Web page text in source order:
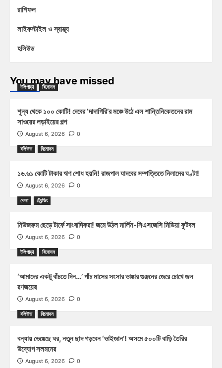
রাশিফল
লাইফস্টাইল ও স্বাস্থ্য
হলিউড
You may have missed
টলিপাড়া বিনোদন
শূন্য থেকে ১০০ কোটি! দেবের ‘দাদাগিরি’র মঞ্চে উঠে এল শান্তিনিকেতনের রাম
সাওয়ের লড়াইয়ের গল্প
August 6, 2026 0
বলিউড বিনোদন
১৬.৬১ কোটি টাকার ঋণ শোধ হয়নি! রাজপাল যাদবের সম্পত্তিতে নিলামের ঘণ্টা!
August 6, 2026 0
খেলা ট্রেন্ডিং
নিউজরুম ছেড়ে টার্ফে সাংবাদিকরা! জমে উঠল মার্লিন-সিএসজেসি মিডিয়া ফুটবল
August 6, 2026 0
টলিপাড়া বিনোদন
‘আমাদের একটু বাঁচতে দিন…’ পাঁচ মাসের সংসার ভাঙার গুঞ্জনের জেরে চোখে জল
রণজয়ের
August 6, 2026 0
বলিউড বিনোদন
বন্যায় ভেঙেছে ঘর, নতুন ছাদ গড়বেন ‘ভাইজান’! অসমে ৫০০টি বাড়ি তৈরির
উদ্যোগ সলমনের
August 6, 2026 0